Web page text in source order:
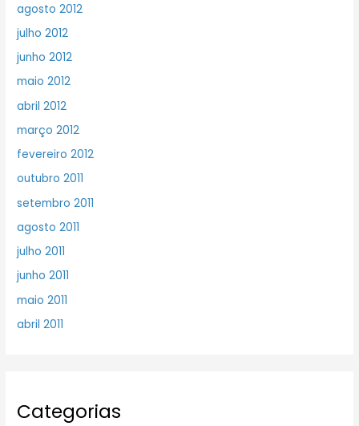
agosto 2012
julho 2012
junho 2012
maio 2012
abril 2012
março 2012
fevereiro 2012
outubro 2011
setembro 2011
agosto 2011
julho 2011
junho 2011
maio 2011
abril 2011
Categorias